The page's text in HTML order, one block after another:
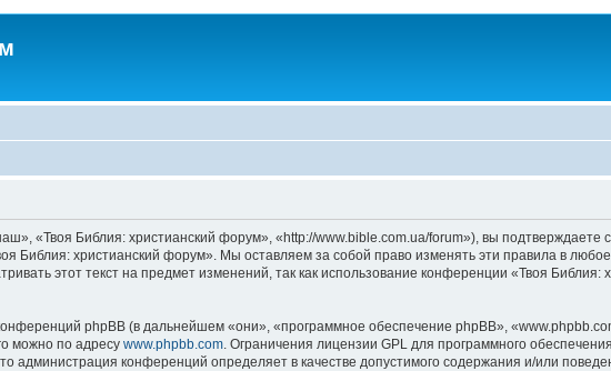
«Твоя Библия: христианский форум», «http://www.bible.com.ua/forum»), вы подтверждаете
Библия: христианский форум». Мы оставляем за собой право изменять эти правила в
этот текст на предмет изменений, так как использование конференции «Твоя
phpBB (в дальнейшем «они», «программное обеспечение phpBB»,
можно по адресу www.phpbb.com . Ограничения лицензии GPL для программного
администрация конференций определяет в качестве допустимого содержания и/или